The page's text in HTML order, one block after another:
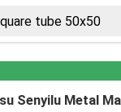
Senyilu Metal